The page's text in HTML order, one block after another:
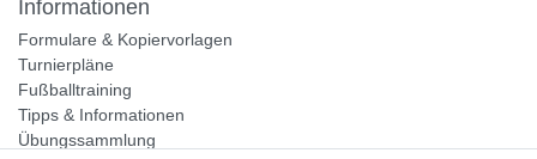
Informationen
Formulare & Kopiervorlagen
Turnierpläne
Fußballtraining
Tipps & Informationen
Übungssammlung